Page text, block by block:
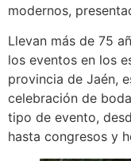
modernos,
Llevan más de 75
los eventos en los
provincia de Jaén,
celebración de
tipo de evento,
hasta congresos y